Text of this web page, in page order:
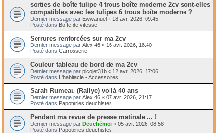
sorties de boîte tulipe 4 trous boîte moderne 2cv sont-elles
compatibles avec les tulipes 6 trous boîte moderne ?
Dernier message par Ewwanuel « 18 avr. 2026, 09:45
Posté dans Boîte de vitesse
Serrures renforcées sur ma 2cv
Dernier message par Alex 46 « 16 avr. 2026, 18:40
Posté dans Carrosserie
Couleur tableau de bord de ma 2cv
Dernier message par picojet31b « 12 avr. 2026, 17:06
Posté dans L'habitacle - Accessoires
Sarah Rumeau (Rallye) voilà 40 ans
Dernier message par Alex 46 « 07 avr. 2026, 21:17
Posté dans Papoteries deuchistes
Pendant ma revue de presse matinale ... !
Dernier message par Deuchémoi « 05 avr. 2026, 08:58
Posté dans Papoteries deuchistes